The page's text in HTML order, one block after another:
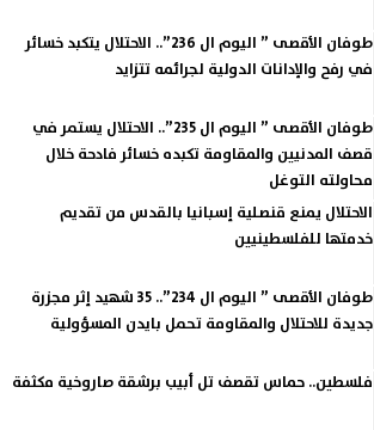
طوفان الأقصى ” اليوم ال 236”.. الاحتلال يتكبد خسائر
في رفح والإدانات الدولية لجرائمه تتزايد
طوفان الأقصى ” اليوم ال 235”.. الاحتلال يستمر في
قصف المدنيين والمقاومة تكبده خسائر فادحة خلال
محاولته التوغل
الاحتلال يمنع قنصلية إسبانيا بالقدس من تقديم
خدمتها للفلسطينيين
طوفان الأقصى ” اليوم ال 234”.. 35 شهيد إثر مجزرة
جديدة للاحتلال والمقاومة تحمل بايدن المسؤولية
فلسطين.. حماس تقصف تل أبيب برشقة صاروخية مكثفة